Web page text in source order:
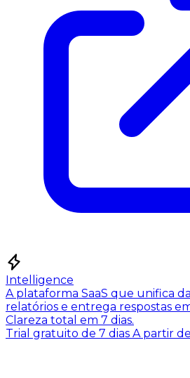
Intelligence
A plataforma SaaS que unifica
relatórios e entrega respostas
Clareza total em 7 dias.
Trial gratuito de 7 dias A partir